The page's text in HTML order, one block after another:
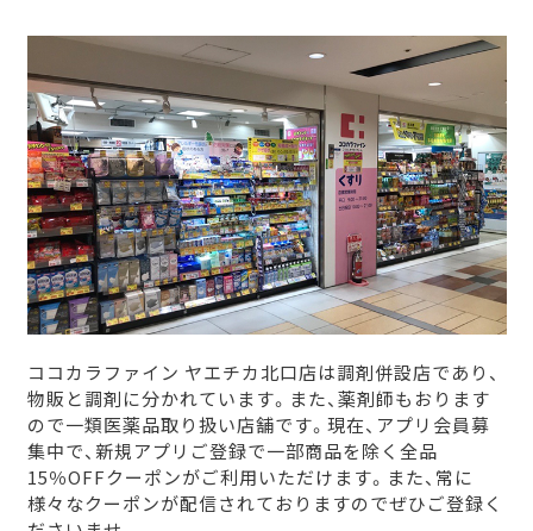
ココカラファイン ヤエチカ北口店は調剤併設店であり、
物販と調剤に分かれています。また、薬剤師もおります
ので一類医薬品取り扱い店舗です。現在、アプリ会員募
集中で、新規アプリご登録で一部商品を除く全品
15％OFFクーポンがご利用いただけます。また、常に
様々なクーポンが配信されておりますのでぜひご登録く